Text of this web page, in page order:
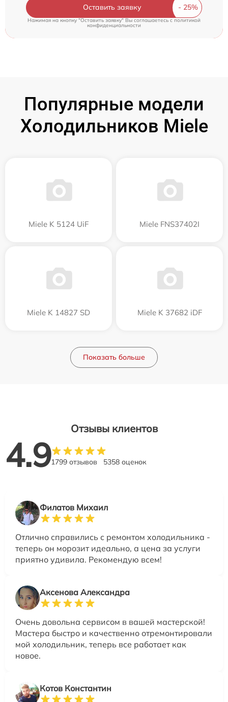
Оставить заявку
Нажимая на кнопку "Оставить заявку" Вы соглашаетесь cполитикой
конфиденциальности
Популярные модели
Холодильников Miele
Miele K 5124 UiF Miele FNS37402I
Miele K 14827 SD Miele K 37682 iDF
Показать больше
Отзывы клиентов
4.91799 отзывов 5358 оценок
Филатов Михаил
Отлично справились с ремонтом холодильника -
теперь он морозит идеально, а цена за услуги
приятно удивила. Рекомендую всем!
Аксенова Александра
Очень довольна сервисом в вашей мастерской!
Мастера быстро и качественно отремонтировали
мой холодильник, теперь все работает как
новое.
Котов Константин